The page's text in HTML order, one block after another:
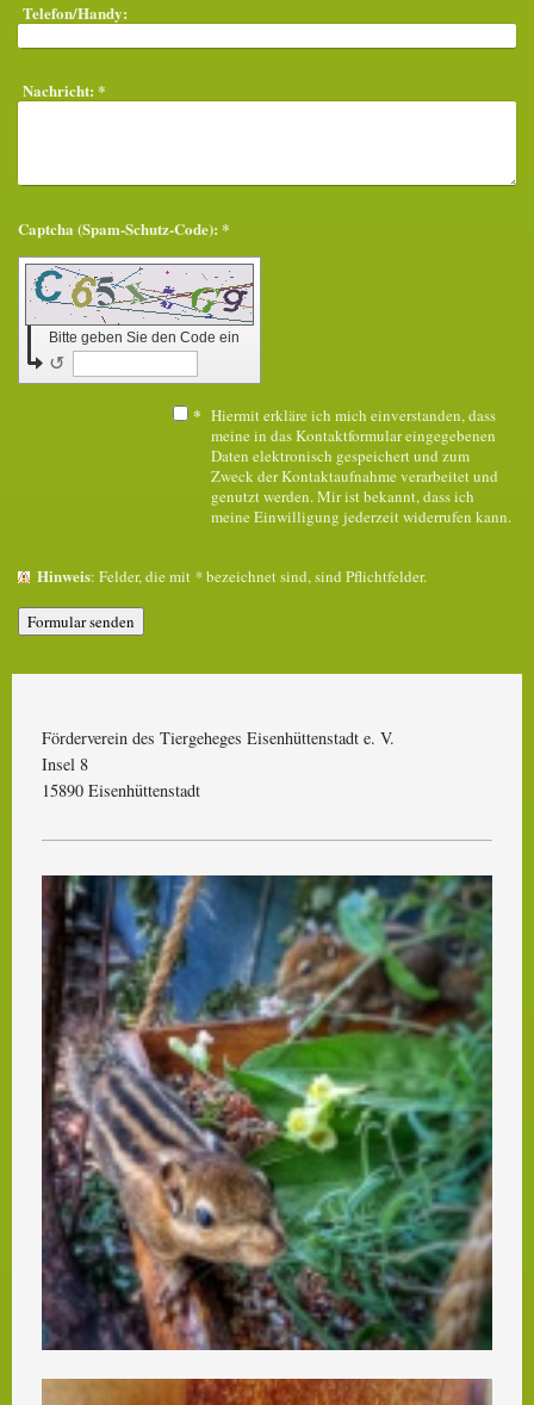
Telefon/Handy:
Nachricht: *
Captcha (Spam-Schutz-Code): *
Bitte geben Sie den Code ein
↺
* Hiermit erkläre ich mich einverstanden, dass
meine in das Kontaktformular eingegebenen
Daten elektronisch gespeichert und zum
Zweck der Kontaktaufnahme verarbeitet und
genutzt werden. Mir ist bekannt, dass ich
meine Einwilligung jederzeit widerrufen kann.
Hinweis : Felder, die mit *bezeichnet sind, sind Pflichtfelder.
Förderverein des Tiergeheges Eisenhüttenstadt e. V.
Insel 8
15890 Eisenhüttenstadt